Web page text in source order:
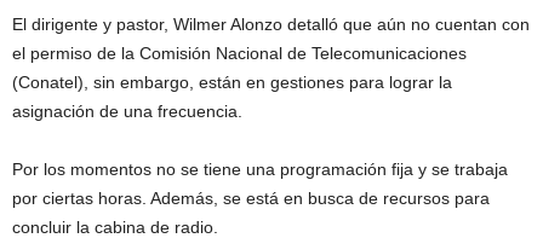
El dirigente y pastor, Wilmer Alonzo detalló que aún no cuentan con
el permiso de la Comisión Nacional de Telecomunicaciones
(Conatel), sin embargo, están en gestiones para lograr la
asignación de una frecuencia.
Por los momentos no se tiene una programación fija y se trabaja
por ciertas horas. Además, se está en busca de recursos para
concluir la cabina de radio.